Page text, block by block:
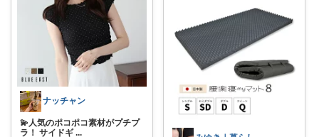
ナッチャン
💫人気のポコポコ素材がプチプ
ラ！ サイドギ ...